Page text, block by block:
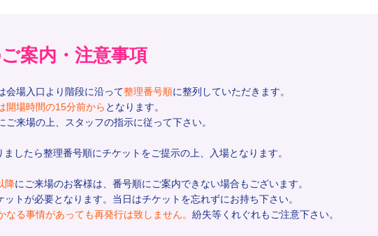
案内・注意事項
場入口より階段に沿って整理番号順に整列していただきます。
開場時間の15分前から となります。
来場の上、スタッフの指示に従って下さい。
したら整理番号順にチケットをご提示の上、入場となります。
降にご来場のお客様は、番号順にご案内できない場合もございます。
トが必要となります。当日はチケットを忘れずにお持ち下さい。
なる事情があっても再発行は致しません。 紛失等くれぐれもご注意下さい。